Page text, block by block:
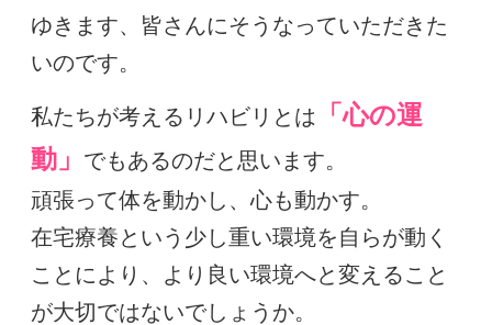
ゆきます、皆さんにそうなっていただきた
いのです。
私たちが考えるリハビリとは
「心の運
動」
でもあるのだと思います。
頑張って体を動かし、心も動かす。
在宅療養という少し重い環境を自らが動く
ことにより、より良い環境へと変えること
が大切ではないでしょうか。